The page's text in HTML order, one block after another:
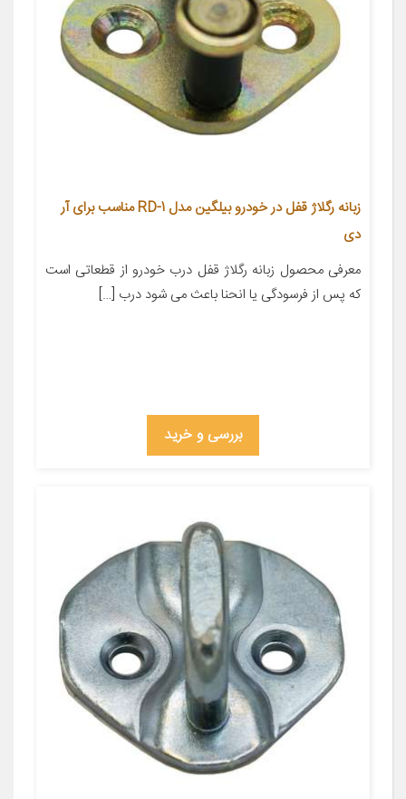
زبانه رگلاژ قفل در خودرو بیلگین مدل RD-1 مناسب برای آر
دی
معرفی محصول زبانه رگلاژ قفل درب خودرو از قطعاتی است
که پس از فرسودگی یا انحنا باعث می شود درب […]
بررسی و خرید